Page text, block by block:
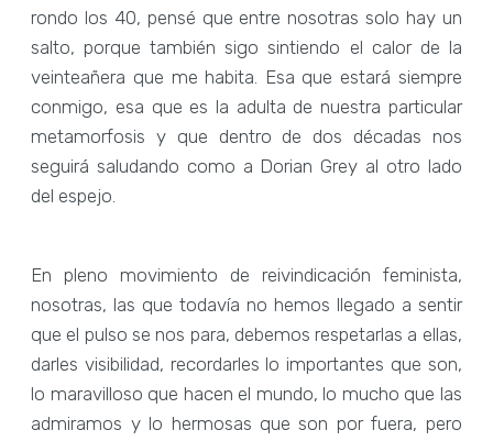
rondo los 40, pensé que entre nosotras solo hay un
salto, porque también sigo sintiendo el calor de la
veinteañera que me habita. Esa que estará siempre
conmigo, esa que es la adulta de nuestra particular
metamorfosis y que dentro de dos décadas nos
seguirá saludando como a Dorian Grey al otro lado
del espejo.
En pleno movimiento de reivindicación feminista,
nosotras, las que todavía no hemos llegado a sentir
que el pulso se nos para, debemos respetarlas a ellas,
darles visibilidad, recordarles lo importantes que son,
lo maravilloso que hacen el mundo, lo mucho que las
admiramos y lo hermosas que son por fuera, pero